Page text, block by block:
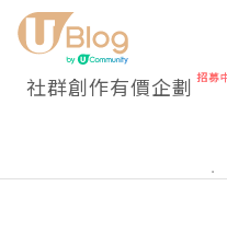
社群創作有價企劃